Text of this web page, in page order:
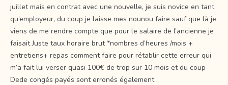
juillet mais en contrat avec une nouvelle, je suis novice en tant
qu’employeur, du coup je laisse mes nounou faire sauf que là je
viens de me rendre compte que pour le salaire de l’ancienne je
faisait Juste taux horaire brut *nombres d’heures /mois +
entretiens+ repas comment faire pour rétablir cette erreur qui
m’a fait lui verser quasi 100€ de trop sur 10 mois et du coup
Dede congés payés sont erronés également